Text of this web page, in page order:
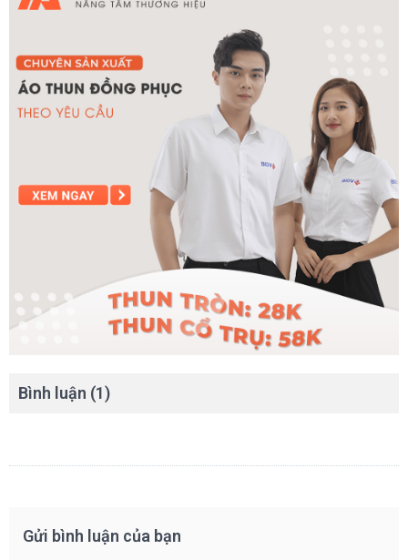
Bình luận (1)
Gửi bình luận của bạn